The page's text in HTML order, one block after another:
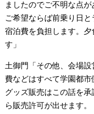
ましたのでご不明な点が
ご希望ならば前乗り日
宿泊費を負担します。
す」
土御門「その他、会場
費などはすべて学園都市
グッズ販売はこの話を
ら販売許可が出せます。